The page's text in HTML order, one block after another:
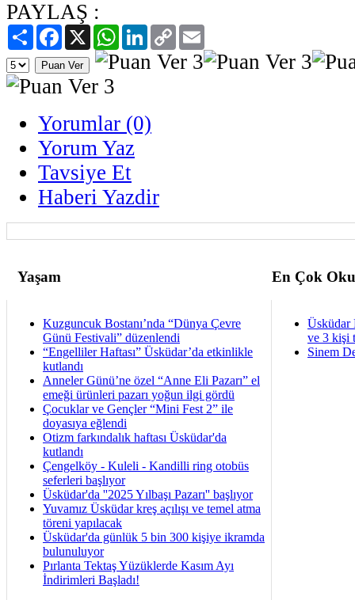
PAYLAŞ :
PaylaşFacebook
X WhatsAppLinkedIn
Copy
Link
Yorumlar (0)
Yorum Yaz
Tavsiye Et
Haberi Yazdir
Yaşam En Çok
Kuzguncuk Bostanı’nda “Dünya Çevre
Günü Festivali” düzenlendi
“Engelliler Haftası” Üsküdar’da etkinlikle
kutlandı
Anneler Günü’ne özel “Anne Eli Pazarı” el
emeği ürünleri pazarı yoğun ilgi gördü
Çocuklar ve Gençler “Mini Fest 2” ile
doyasıya eğlendi
Otizm farkındalık haftası Üsküdar'da
kutlandı
Çengelköy - Kuleli - Kandilli ring otobüs
seferleri başlıyor
Üsküdar'da ''2025 Yılbaşı Pazarı'' başlıyor
Yuvamız Üsküdar kreş açılışı ve temel atma
töreni yapılacak
Üsküdar'da günlük 5 bin 300 kişiye ikramda
bulunuluyor
Pırlanta Tektaş Yüzüklerde Kasım Ayı
İndirimleri Başladı!
Üsküdar
ve 3 kişi
Sinem